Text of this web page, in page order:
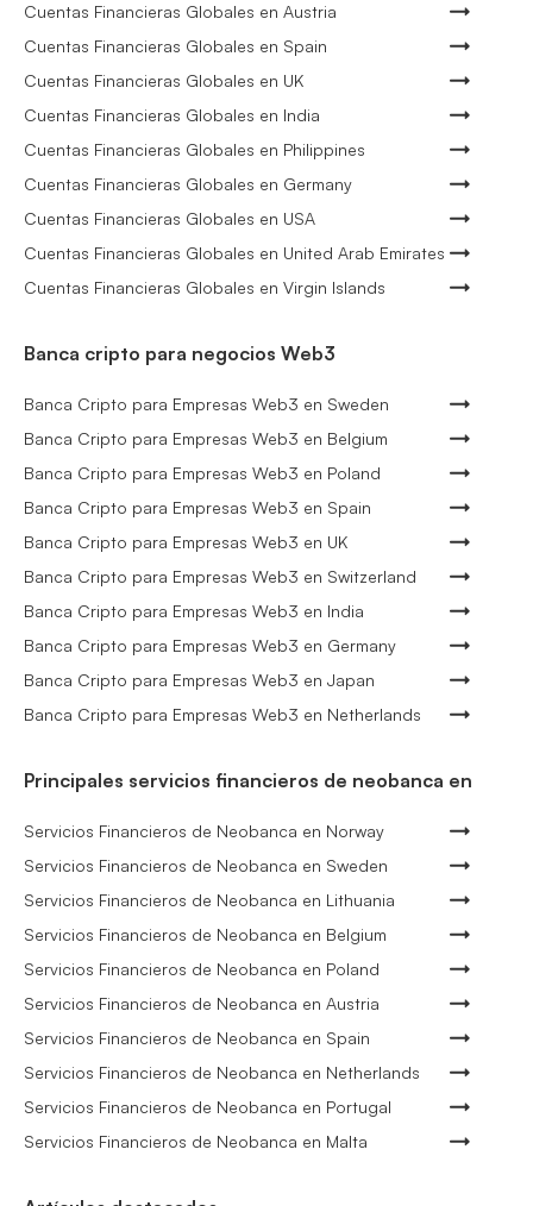
Cuentas Financieras Globales en Austria
Cuentas Financieras Globales en Spain
Cuentas Financieras Globales en UK
Cuentas Financieras Globales en India
Cuentas Financieras Globales en Philippines
Cuentas Financieras Globales en Germany
Cuentas Financieras Globales en USA
Cuentas Financieras Globales en United Arab Emirates
Cuentas Financieras Globales en Virgin Islands
Banca cripto para negocios Web3
Banca Cripto para Empresas Web3 en Sweden
Banca Cripto para Empresas Web3 en Belgium
Banca Cripto para Empresas Web3 en Poland
Banca Cripto para Empresas Web3 en Spain
Banca Cripto para Empresas Web3 en UK
Banca Cripto para Empresas Web3 en Switzerland
Banca Cripto para Empresas Web3 en India
Banca Cripto para Empresas Web3 en Germany
Banca Cripto para Empresas Web3 en Japan
Banca Cripto para Empresas Web3 en Netherlands
Principales servicios financieros de neobanca en
Servicios Financieros de Neobanca en Norway
Servicios Financieros de Neobanca en Sweden
Servicios Financieros de Neobanca en Lithuania
Servicios Financieros de Neobanca en Belgium
Servicios Financieros de Neobanca en Poland
Servicios Financieros de Neobanca en Austria
Servicios Financieros de Neobanca en Spain
Servicios Financieros de Neobanca en Netherlands
Servicios Financieros de Neobanca en Portugal
Servicios Financieros de Neobanca en Malta